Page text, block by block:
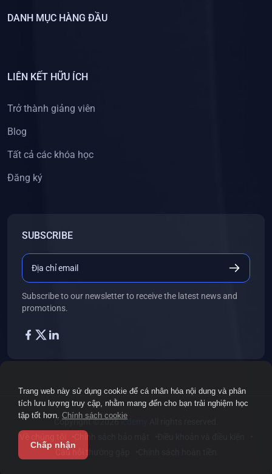
Trang web này sử dụng cookie để cá nhân hóa nội dung và phân
tích lưu lượng truy cập, nhằm mang đến cho bạn trải nghiệm học
tập tốt hơn. Chính sách cookie
Chấp nhận
DANH MỤC HÀNG ĐẦU
LIÊN KẾT HỮU ÍCH
Trở thành giảng viên
Blog
Tất cả các khóa học
Đăng ký
SUBSCRIBE
Subscribe to our newsletter to receive the latest news and
promotions.
Copyright ©2026icdemy
Chính sách bảo mật
Câu hỏi thường gặp